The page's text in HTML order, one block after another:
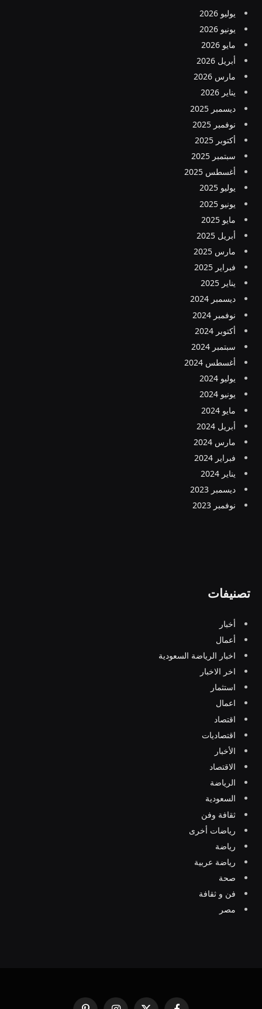
يوليو 2026
يونيو 2026
مايو 2026
أبريل 2026
مارس 2026
يناير 2026
ديسمبر 2025
نوفمبر 2025
أكتوبر 2025
سبتمبر 2025
أغسطس 2025
يوليو 2025
يونيو 2025
مايو 2025
أبريل 2025
مارس 2025
فبراير 2025
يناير 2025
ديسمبر 2024
نوفمبر 2024
أكتوبر 2024
سبتمبر 2024
أغسطس 2024
يوليو 2024
يونيو 2024
مايو 2024
أبريل 2024
مارس 2024
فبراير 2024
يناير 2024
ديسمبر 2023
نوفمبر 2023
تصنيفات
أخبار
أعمال
اخبار الرياضة السعودية
اخر الاخبار
استثمار
اعمال
اقتصاد
اقتصاديات
الأخبار
الاقتصاد
الرياضة
السعودية
ثقافة وفن
رياضات أخرى
رياضة
رياضة عربية
صحة
فن و ثقافة
مصر